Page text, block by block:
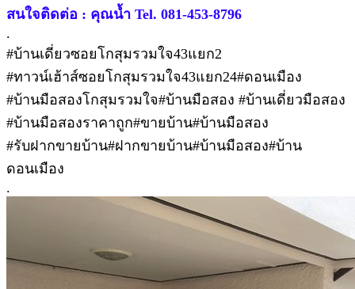
สนใจติดต่อ : คุณน้ำ Tel. 081-453-8796
.
#บ้านเดี่ยวซอยโกสุมรวมใจ43แยก2
#ทาวน์เฮ้าส์ซอยโกสุมรวมใจ43แยก24#ดอนเมือง
#บ้านมือสองโกสุมรวมใจ#บ้านมือสอง #บ้านเดี่ยวมือสอง
#บ้านมือสองราคาถูก#ขายบ้าน#บ้านมือสอง
#รับฝากขายบ้าน#ฝากขายบ้าน#บ้านมือสอง#บ้าน
ดอนเมือง
.